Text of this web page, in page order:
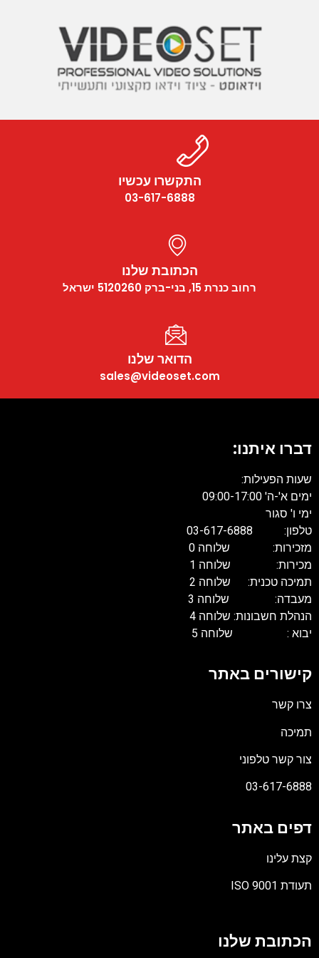
התקשרו עכשיו
03-617-6888
הכתובת שלנו
רחוב כנרת 15, בני-ברק 5120260 ישראל
הדואר שלנו
sales@videoset.com
דברו איתנו:
שעות הפעילות:
ימים א'-ה' 09:00-17:00
ימי ו' סגור
טלפון: 03-617-6888
מזכירות: שלוחה 0
מכירות: שלוחה 1
תמיכה טכנית: שלוחה 2
מעבדה: שלוחה 3
הנהלת חשבונות: שלוחה 4
יבוא : שלוחה 5
קישורים באתר
צרו קשר
תמיכה
צור קשר טלפוני
03-617-6888
דפים באתר
קצת עלינו
תעודת ISO 9001
PDF
הכתובת שלנו